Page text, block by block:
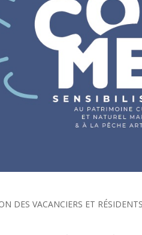
DES VACANCIERS ET